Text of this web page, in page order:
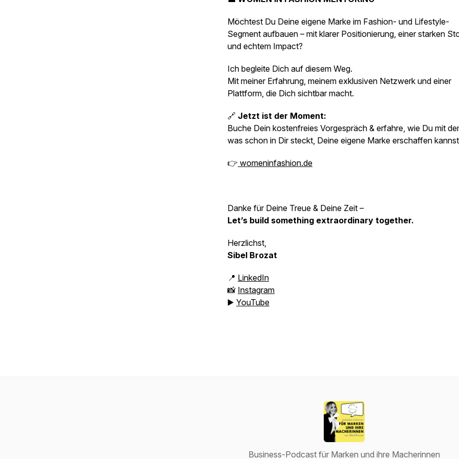
Möchtest Du Deine eigene Marke im Fashion- und Lifestyle-
Segment aufbauen – mit klarer Positionierung, einer starken
und echtem Impact?
Ich begleite Dich auf diesem Weg.
Mit meiner Erfahrung, meinem exklusiven Netzwerk und einer
Plattform, die Dich sichtbar macht.
🔗 Jetzt ist der Moment:
Buche Dein kostenfreies Vorgespräch & erfahre, wie Du mit
was schon in Dir steckt, Deine eigene Marke erschaffen
👉 womeninfashion.de
Danke für Deine Treue & Deine Zeit –
Let’s build something extraordinary together.
Herzlichst,
Sibel Brozat
📍 LinkedIn
📸 Instagram
▶️ YouTube
Business-Podcast für Marken und ihre Macherinnen